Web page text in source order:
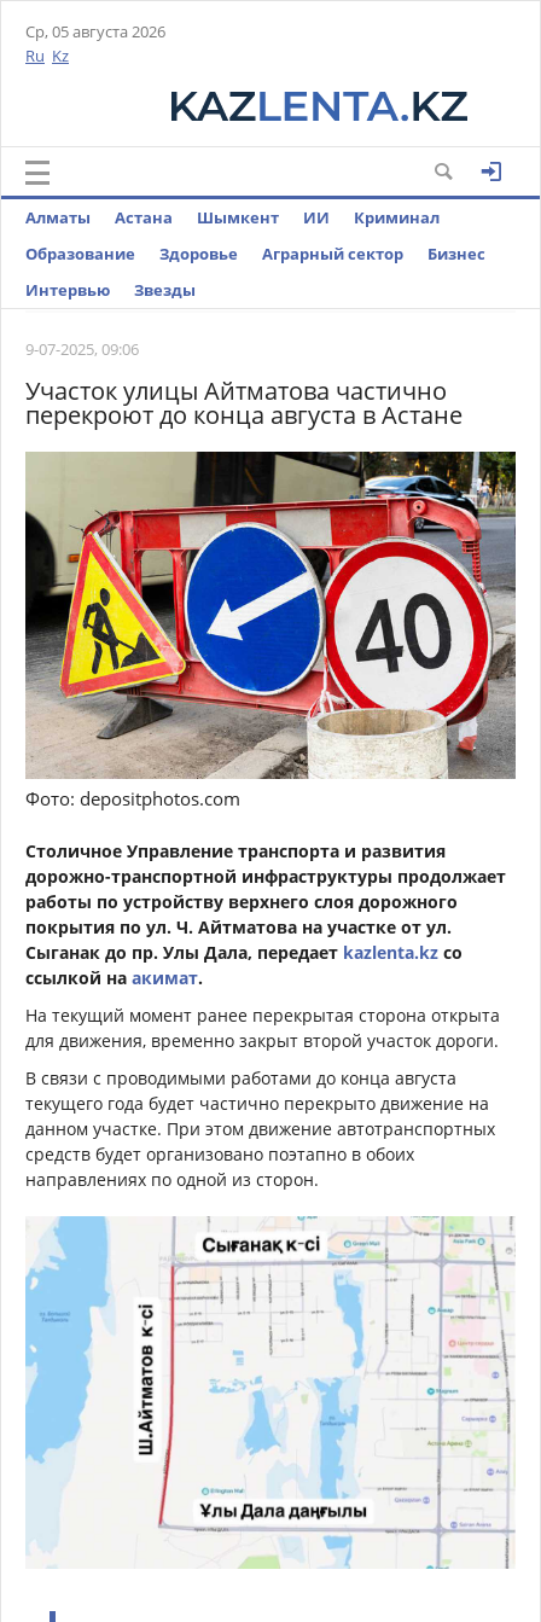
Ср, 05 августа 2026
Ru Kz
Алматы Астана Шымкент ИИ
Криминал
Образование
Здоровье Аграрный сектор
Бизнес
Интервью
Звезды
9-07-2025, 09:06
Участок улицы Айтматова частично
перекроют до конца августа в Астане
Фото: depositphotos.com
Столичное Управление транспорта и развития
дорожно-транспортной инфраструктуры продолжает
работы по устройству верхнего слоя дорожного
покрытия по ул. Ч. Айтматова на участке от ул.
Сыганак до пр. Улы Дала, передает kazlenta.kz со
ссылкой на акимат.
На текущий момент ранее перекрытая сторона открыта
для движения, временно закрыт второй участок дороги.
В связи с проводимыми работами до конца августа
текущего года будет частично перекрыто движение на
данном участке. При этом движение автотранспортных
средств будет организовано поэтапно в обоих
направлениях по одной из сторон.